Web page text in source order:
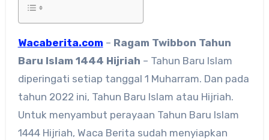
Wacaberita.com – Ragam Twibbon Tahun
Baru Islam 1444 Hijriah – Tahun Baru Islam
diperingati setiap tanggal 1 Muharram. Dan pada
tahun 2022 ini, Tahun Baru Islam atau Hijriah.
Untuk menyambut perayaan Tahun Baru Islam
1444 Hijriah, Waca Berita sudah menyiapkan